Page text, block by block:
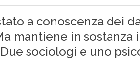
a conoscenza dei
mantiene in
sociologi e uno